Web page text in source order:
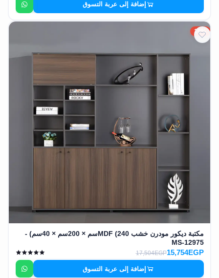
إضافة إلى عربة التسوق
10%
مكتبة ديكور مودرن خشب MDF (240سم × 200سم × 40سم) -
MS-12975
15,754EGP
17,504EGP
إضافة إلى عربة التسوق